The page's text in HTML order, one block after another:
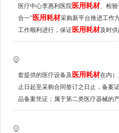
医疗中心李惠利医院医用耗材、检
合一”医用耗材采购新平台推进工作
工作顺利进行，保证医用耗材及时
套提供的医疗设备及 医用耗材在内
止日起至采购合同签订之日止，备案
品备案凭证；属于第二类医疗器械的